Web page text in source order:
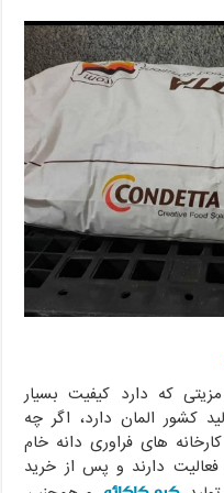
المان 10-12 تنها مزیتی که دارد کیفیت بسیار
کشور المان دارد، اگر چه
های فراوری دانه خام
دارند و پس از خرید